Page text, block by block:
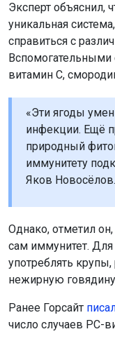
Эксперт объяснил,
уникальная
справиться с
Вспомогательными
витамин С,
«Эти ягоды
инфекции. Ещё
природный
иммунитету
Яков Новосёлов.
Однако, отметил
сам иммунитет.
употреблять
нежирную
Ранее Горсайт
число случаев РС-